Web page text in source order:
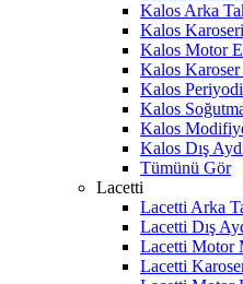
Kalos Arka
Kalos
Kalos Motor
Kalos
Kalos
Kalos
Kalos
Kalos Dış
Tümünü Gör
Lacetti
Lacetti Arka
Lacetti Dış
Lacetti Motor
Lacetti